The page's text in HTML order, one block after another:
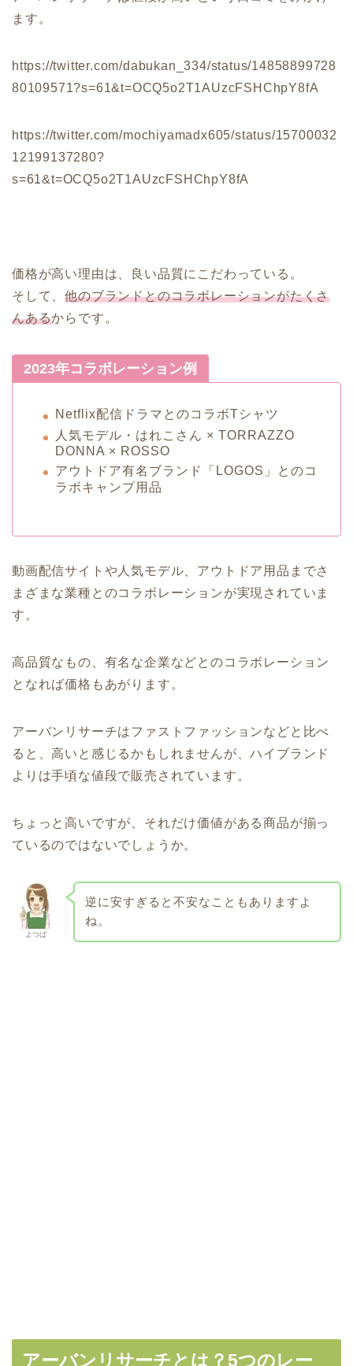
ます。
https://twitter.com/dabukan_334/status/14858899728
80109571?s=61&t=OCQ5o2T1AUzcFSHChpY8fA
https://twitter.com/mochiyamadx605/status/15700032
12199137280?
s=61&t=OCQ5o2T1AUzcFSHChpY8fA
価格が高い理由は、良い品質にこだわっている。
そして、他のブランドとのコラボレーションがたくさ
んあるからです。
2023年コラボレーション例
Netflix配信ドラマとのコラボTシャツ
人気モデル・はれこさん × TORRAZZO
DONNA × ROSSO
アウトドア有名ブランド「 LOGOS」とのコ
ラボキャンプ用品
動画配信サイトや人気モデル、アウトドア用品までさ
まざまな業種とのコラボレーションが実現されていま
す。
高品質なもの、有名な企業などとのコラボレーション
となれば価格もあがります。
アーバンリサーチはファストファッションなどと比べ
ると、高いと感じるかもしれませんが、ハイブランド
よりは手頃な値段で販売されています。
ちょっと高いですが、それだけ価値がある商品が揃っ
ているのではないでしょうか。
よつば
逆に安すぎると不安なこともありますよ
ね。
アーバンリサーチとは？5つのレー